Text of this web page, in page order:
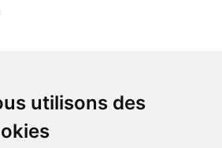
utilisons des